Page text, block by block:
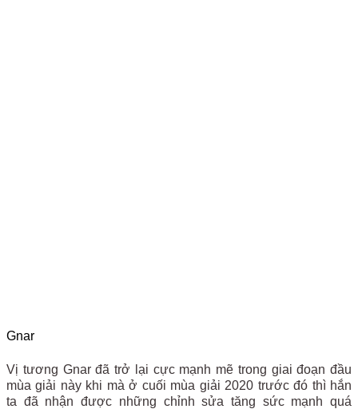
Gnar
Vị tương Gnar đã trở lại cực mạnh mẽ trong giai đoạn đầu
mùa giải này khi mà ở cuối mùa giải 2020 trước đó thì hắn
ta đã nhận được những chỉnh sửa tăng sức mạnh quá